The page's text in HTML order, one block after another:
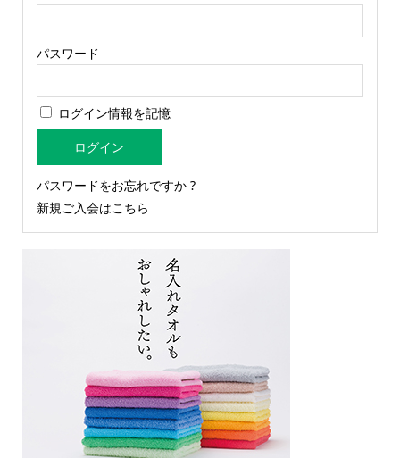
パスワード
ログイン情報を記憶
パスワードをお忘れですか ?
新規ご入会はこちら